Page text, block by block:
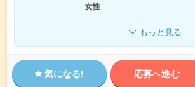
女性
もっと見る
気になる! 応募へ進む